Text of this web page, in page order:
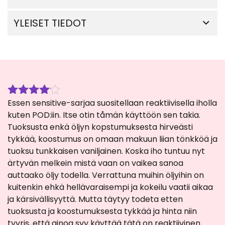
YLEISET TIEDOT
Arvostelu
tuotteesta:
4/ 5
Essen sensitive-sarjaa suositellaan reaktiivisella iholla
kuten POD:iin. Itse otin tåmän käyttöön sen takia.
Tuoksusta enkä öljyn kopstumuksesta hirveästi
tykkää, koostumus on omaan makuun liian tönkköä ja
tuoksu tunkkaisen vaniljainen. Koska iho tuntuu nyt
ärtyvän melkein mistä vaan on vaikea sanoa
auttaako öljy todella. Verrattuna muihin öljyihin on
kuitenkin ehkä hellävaraisempi ja kokeilu vaatii aikaa
ja kärsivällisyyttä. Mutta täytyy todeta etten
tuoksusta ja koostumuksesta tykkää ja hinta niin